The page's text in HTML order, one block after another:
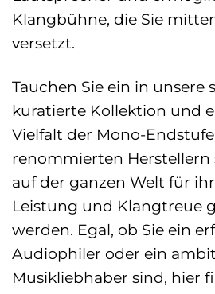
Klangbühne, die Sie
versetzt.
Tauchen Sie ein in unsere
kuratierte Kollektion und
Vielfalt der Mono-
renommierten
auf der ganzen Welt für
Leistung und Klangtreue
werden. Egal, ob Sie ein
Audiophiler oder ein
Musikliebhaber sind, hier